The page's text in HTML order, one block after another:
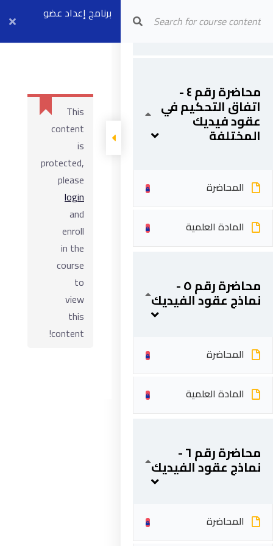
Arab Center for Arbitration
برنامج إعداد عضو
مجلس فض
بث مباشر ٦ أبريل
Adjudicator
محاضرة رقم ٤ -
اتفاق التحكيم في
عقود فيديك
المختلفة
المحاضرة
المادة العلمية
محاضرة رقم ٥ -
نماذج عقود الفيديك
المحاضرة
المادة العلمية
محاضرة رقم ٦ -
نماذج عقود الفيديك
المحاضرة
This
content
is
protected,
please
login
and
enroll
in the
course
to
view
this
content!
5 شارع 278 – المعادي الجديدة – القاهرة – جمهورية مصر
info@acarea.com.eg